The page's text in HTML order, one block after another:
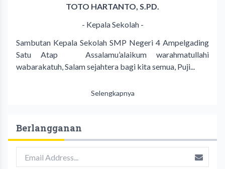
TOTO HARTANTO, S.PD.
- Kepala Sekolah -
Sambutan Kepala Sekolah SMP Negeri 4 Ampelgading
Satu Atap Assalamu’alaikum warahmatullahi
wabarakatuh, Salam sejahtera bagi kita semua, Puji...
Selengkapnya
Berlangganan